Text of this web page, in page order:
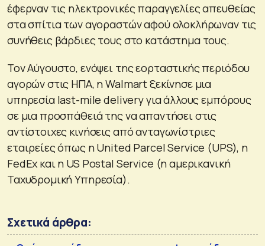
έφερναν τις ηλεκτρονικές παραγγελίες απευθείας
στα σπίτια των αγοραστών αφού ολοκλήρωναν τις
συνήθεις βάρδιες τους στο κατάστημα τους.
Τον Αύγουστο, ενόψει της εορταστικής περιόδου
αγορών στις ΗΠΑ, η Walmart ξεκίνησε μια
υπηρεσία last-mile delivery για άλλους εμπόρους
σε μια προσπάθειά της να απαντήσει στις
αντίστοιχες κινήσεις από ανταγωνίστριες
εταιρείες όπως η United Parcel Service (UPS), η
FedEx και η US Postal Service (η αμερικανική
Ταχυδρομική Υπηρεσία).
Σχετικά άρθρα: